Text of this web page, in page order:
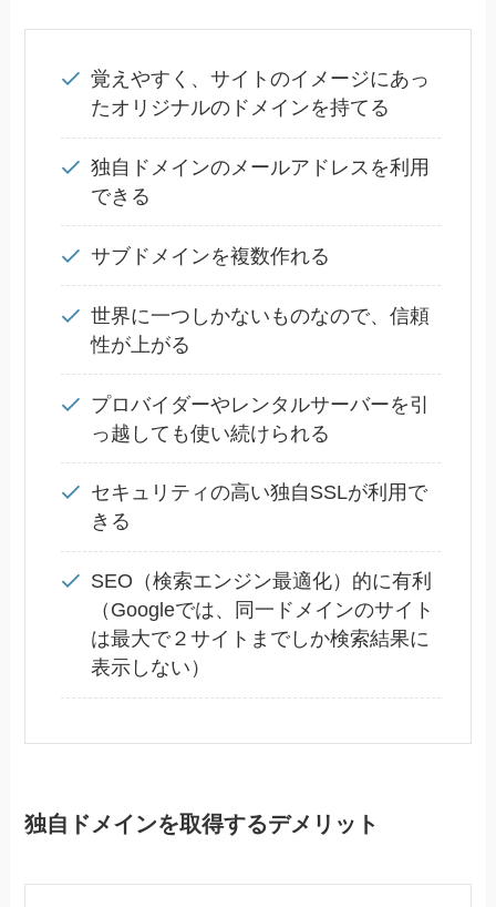
覚えやすく、サイトのイメージにあっ
たオリジナルのドメインを持てる
独自ドメインのメールアドレスを利用
できる
サブドメインを複数作れる
世界に一つしかないものなので、信頼
性が上がる
プロバイダーやレンタルサーバーを引
っ越しても使い続けられる
セキュリティの高い独自SSLが利用で
きる
SEO（検索エンジン最適化）的に有利
（Googleでは、同一ドメインのサイト
は最大で２サイトまでしか検索結果に
表示しない）
独自ドメインを取得するデメリット